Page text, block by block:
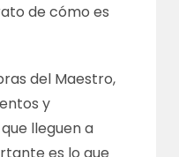
de cómo es
del Maestro,
y
lleguen a
es lo que